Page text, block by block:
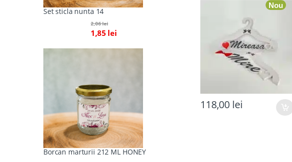
Nou
118,00 lei
Set sticla nunta 14
1,85 lei
2,06lei
Borcan marturii 212 ML HONEY